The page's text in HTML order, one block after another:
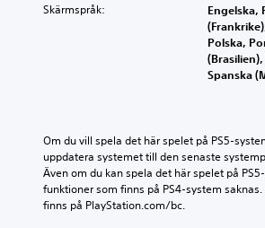
Skärmspråk:
Engelska,
Polska,
Spanska
Om du vill spela det här spelet på PS5-
uppdatera systemet till den senaste
Även om du kan spela det här spelet på
funktioner som finns på PS4-system
finns på PlayStation.com/bc.